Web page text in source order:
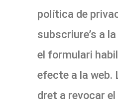
política de
subscriure’s a
el formulari
efecte a la web.
dret a revocar el